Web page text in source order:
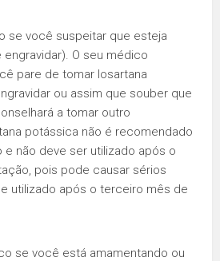
se você suspeitar que esteja
O seu médico
pare de tomar losartana
ou assim que souber que
a tomar outro
potássica não é recomendado
e não deve ser utilizado após o
pois pode causar sérios
utilizado após o terceiro mês de
se você está amamentando ou